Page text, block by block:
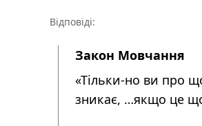
Відповіді:
Закон Мовчання
«Тільки-но ви про
зникає, …якщо це